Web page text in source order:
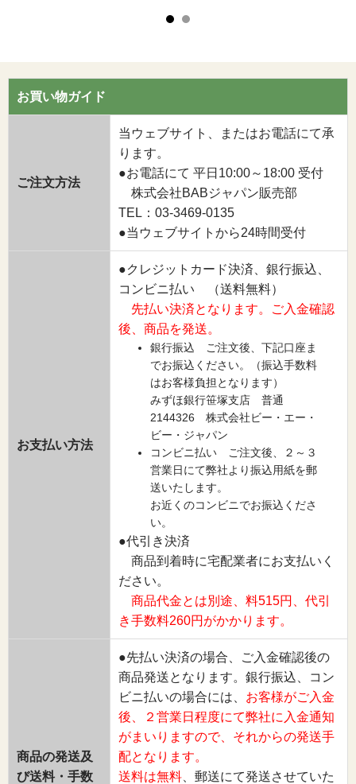
お買い物ガイド
ご注文方法
当ウェブサイト、またはお電話にて承
ります。
●お電話にて 平日10:00～18:00 受付
株式会社BABジャパン販売部
TEL：03-3469-0135
●当ウェブサイトから24時間受付
お支払い方法
●クレジットカード決済、銀行振込、
コンビニ払い （送料無料）
先払い決済となります。ご入金確認
後、商品を発送。
銀行振込 ご注文後、下記口座ま
でお振込ください。（振込手数料
はお客様負担となります）
みずほ銀行笹塚支店 普通
2144326 株式会社ビー・エー・
ビー・ジャパン
コンビニ払い ご注文後、２～３
営業日にて弊社より振込用紙を郵
送いたします。
お近くのコンビニでお振込くださ
い。
●代引き決済
商品到着時に宅配業者にお支払いく
ださい。
商品代金とは別途、料515円、代引
き手数料260円がかかります。
商品の発送及
び送料・手数
●先払い決済の場合、ご入金確認後の
商品発送となります。銀行振込、コン
ビニ払いの場合には、 お客様がご入金
後、２営業日程度にて弊社に入金通知
がまいりますので、それからの発送手
配となります。
送料は無料 、郵送にて発送させていた